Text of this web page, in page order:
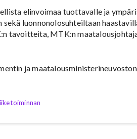
elinvoimaa tuottavalle ja
luonnonolosuhteiltaan
tavoitteita, MTK:n
ja